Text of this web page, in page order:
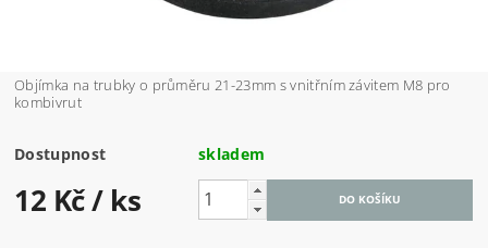
Objímka na trubky o průměru 21-23mm s vnitřním závitem M8 pro
kombivrut
Dostupnost skladem
12 Kč/ ks